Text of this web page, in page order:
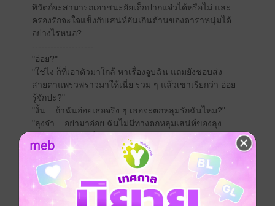
ทิวัตถ์จะสามารถเอาชนะยัยเด็กปากแจ๋วได้หรือไม่ และ
ครองรักจะใจแข็งกับเสน่ห์อันเกินต้านของดาราหนุ่มได้
อย่างไรหนอ?
--------------------
"อ่อย?"
"ใช่ไง ก็ที่เอาตัวมาใกล้ หาเรื่องจูบฉัน แถมยังชอบส่ง
สายตาแพรวพราวมาให้เนี่ย รวม ๆ แล้วเขาเรียกว่า อ่อย
รู้จักปะ?"
"งั้น... ถ้าฉันอ่อยเธอจริง ๆ เธอจะตกหลุมรักฉันไหม?"
"ลุงจ๋า... อย่ามาอ่อย ฉันไม่มีทางตกหลุมเสน่ห์ของลุง
เหมือนผู้หญิงคนอื่น ๆ หรอก"
--------------------
โพรเจกต์ชุด : เด็กมันยั่วเลยหลวมตัวไปหน่อย
ประกอบด้วยนิยายเรื่อง
- คุณอาขา...อย่าซึนนัก เขียนโดย ปามาลี
- ลุงจ๋า..อย่ามาอ่อย เขียนโดย พัณณ์ภัสร์